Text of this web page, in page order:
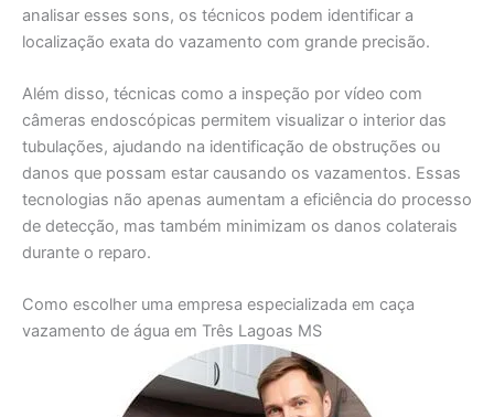
analisar esses sons, os técnicos podem identificar a
localização exata do vazamento com grande precisão.
Além disso, técnicas como a inspeção por vídeo com
câmeras endoscópicas permitem visualizar o interior das
tubulações, ajudando na identificação de obstruções ou
danos que possam estar causando os vazamentos. Essas
tecnologias não apenas aumentam a eficiência do processo
de detecção, mas também minimizam os danos colaterais
durante o reparo.
Como escolher uma empresa especializada em caça
vazamento de água em Três Lagoas MS